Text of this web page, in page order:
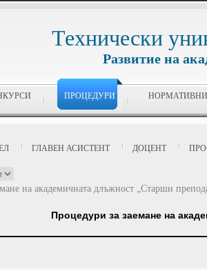
Технически
Развитие на
ПРОЦЕДУРИ
ГЛАВЕН АСИСТЕНТ ДОЦЕНТ
на академичната длъжност „Старши
Процедури за заемане на